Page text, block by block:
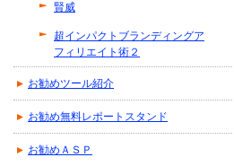
賢威
超インパクトブランディングア
フィリエイト術２
お勧めツール紹介
お勧め無料レポートスタンド
お勧めＡＳＰ